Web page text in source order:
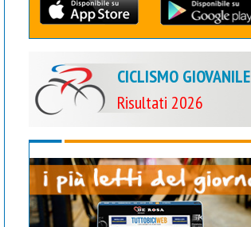
CICLISMO GIOVANILE
Risultati 2026